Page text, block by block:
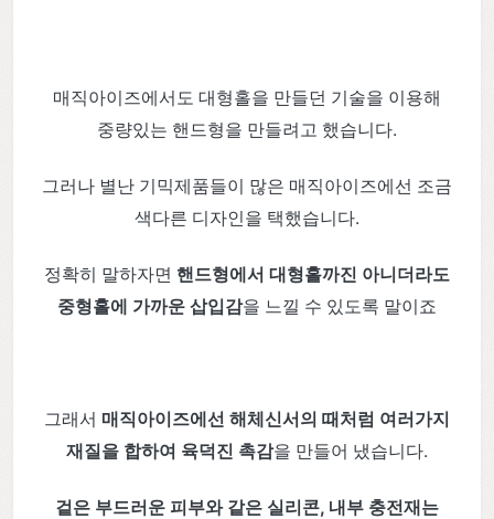
매직아이즈에서도 대형홀을 만들던 기술을 이용해
중량있는 핸드형을 만들려고 했습니다.
그러나 별난 기믹제품들이 많은 매직아이즈에선 조금
색다른 디자인을 택했습니다.
정확히 말하자면 핸드형에서 대형홀까진 아니더라도
중형홀에 가까운 삽입감을 느낄 수 있도록 말이죠
그래서 매직아이즈에선 해체신서의 때처럼 여러가지
재질을 합하여 육덕진 촉감을 만들어 냈습니다.
겉은 부드러운 피부와 같은 실리콘, 내부 충전재는